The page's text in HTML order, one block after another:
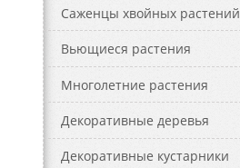
Саженцы хвойных растений
Вьющиеся растения
Многолетние растения
Декоративные деревья
Декоративные кустарники